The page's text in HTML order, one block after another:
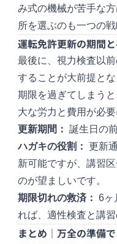
み式の機械が苦手な
所を選ぶのも一つの戦
運転免許更新の期間
最後に、視力検査以
することが大前提とな
期限を過ぎてしまう
大な労力と費用が必
更新期間： 誕生日の
ハガキの役割： 更新
新可能ですが、講習
のが望ましいです。
期限切れの救済： 6ヶ
れば、適性検査と講
まとめ｜万全の準備